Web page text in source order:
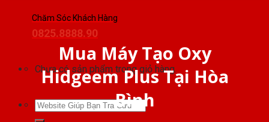
Chăm Sóc Khách Hàng
0825.8888.90
Chưa có sản phẩm trong giỏ hàng.
Tìm
kiếm:
Mua Máy Tạo Oxy
Hidgeem Plus Tại Hòa
Bình